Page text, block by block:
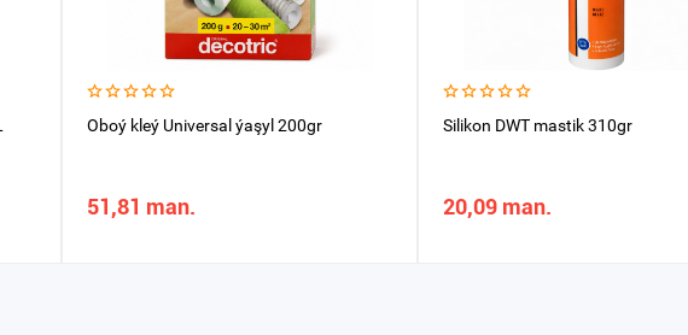
Oboý kleý Universal ýaşyl 200gr
51,81 man.
Silikon DWT mastik 310gr
20,09 man.